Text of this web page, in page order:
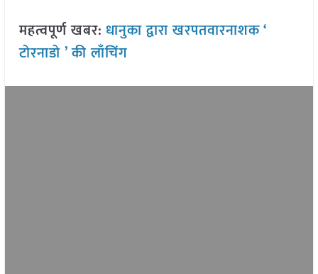
महत्वपूर्ण खबर: धानुका द्वारा खरपतवारनाशक ‘
टोरनाडो ’ की लाँचिंग